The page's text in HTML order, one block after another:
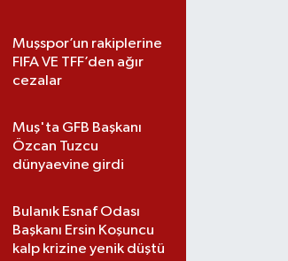
Muşspor’un rakiplerine
FIFA VE TFF’den ağır
cezalar
Muş'ta GFB Başkanı
Özcan Tuzcu
dünyaevine girdi
Bulanık Esnaf Odası
Başkanı Ersin Koşuncu
kalp krizine yenik düştü